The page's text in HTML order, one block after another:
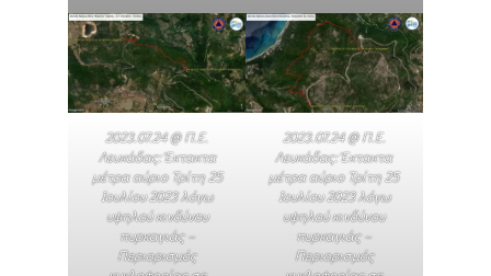
2023.07.24 @ Π.Ε.
Λευκάδας: Έκτακτα
μέτρα αύριο Τρίτη 25
Ιουλίου 2023 λόγω
υψηλού κινδύνου
πυρκαγιάς –
Περιορισμός
2023.07.24 @ Π.Ε.
Λευκάδας: Έκτακτα
μέτρα αύριο Τρίτη 25
Ιουλίου 2023 λόγω
υψηλού κινδύνου
πυρκαγιάς –
Περιορισμός